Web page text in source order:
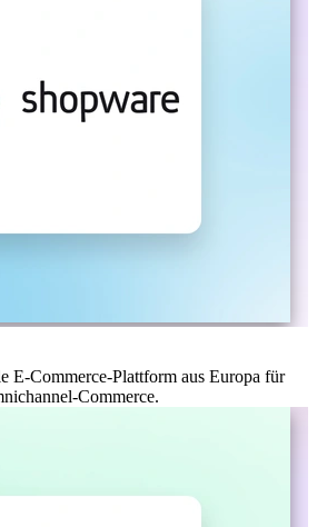
E-Commerce-Plattform aus Europa für
Commerce.